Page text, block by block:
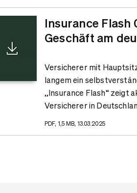
Insurance Flash
Geschäft am
Versicherer mit
langem ein
„Insurance Flash“ zeigt
Versicherer in
PDF, 1,5 MB, 13.03.2025